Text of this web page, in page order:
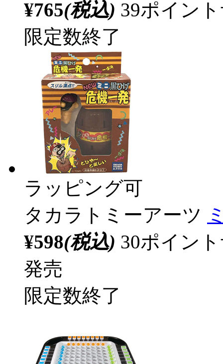
¥765(税込) 39ポイン
限定数終了
ラッピング可
タカラトミーアーツ
¥598(税込) 30ポイン
発売
限定数終了